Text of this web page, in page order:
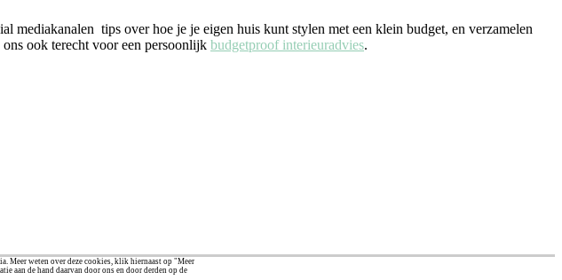
tips over hoe je je eigen huis kunt stylen met een klein budget, en verzamelen
ook terecht voor een persoonlijk budgetproof interieuradvies.
Meer weten over deze cookies, klik hiernaast op "Meer
aan de hand daarvan door ons en door derden op de